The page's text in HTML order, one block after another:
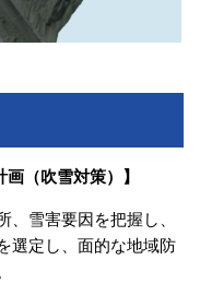
画（吹雪対策）】
、雪害要因を把握し、
選定し、面的な地域防